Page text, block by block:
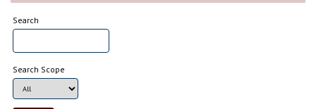
Search
Search Scope